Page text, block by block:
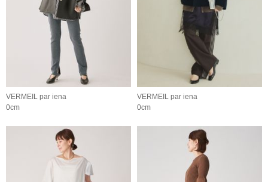
VERMEIL par iena
0cm
VERMEIL par iena
0cm